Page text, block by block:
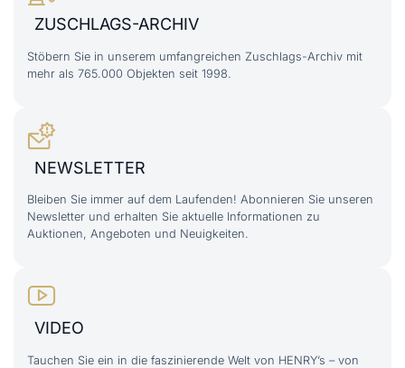
ZUSCHLAGS-ARCHIV
Stöbern Sie in unserem umfangreichen Zuschlags-Archiv mit
mehr als 765.000 Objekten seit 1998.
NEWSLETTER
Bleiben Sie immer auf dem Laufenden! Abonnieren Sie unseren
Newsletter und erhalten Sie aktuelle Informationen zu
Auktionen, Angeboten und Neuigkeiten.
VIDEO
Tauchen Sie ein in die faszinierende Welt von HENRY’s – von